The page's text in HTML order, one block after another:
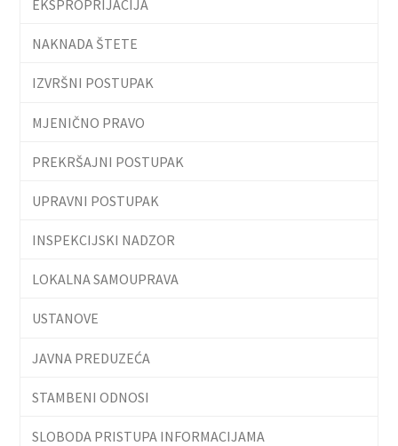
EKSPROPRIJACIJA
NAKNADA ŠTETE
IZVRŠNI POSTUPAK
MJENIČNO PRAVO
PREKRŠAJNI POSTUPAK
UPRAVNI POSTUPAK
INSPEKCIJSKI NADZOR
LOKALNA SAMOUPRAVA
USTANOVE
JAVNA PREDUZEĆA
STAMBENI ODNOSI
SLOBODA PRISTUPA INFORMACIJAMA